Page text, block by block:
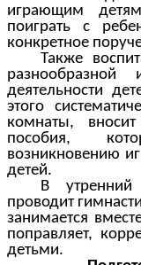
играющим
поиграть с
конкретное
Также
разнообразной
деятельности
этого
комнаты,
пособия,
возникновению
детей.
В утренний
проводит
занимается
поправляет,
детьми.